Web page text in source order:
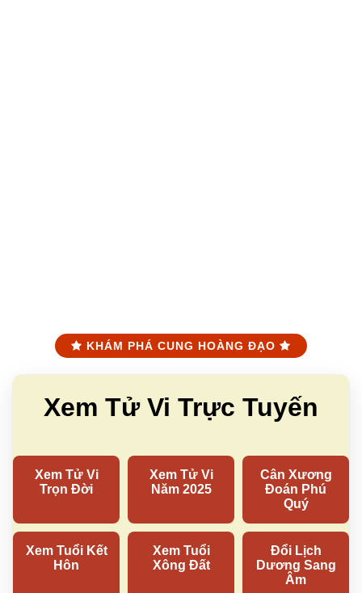
KHÁM PHÁ CUNG HOÀNG ĐẠO